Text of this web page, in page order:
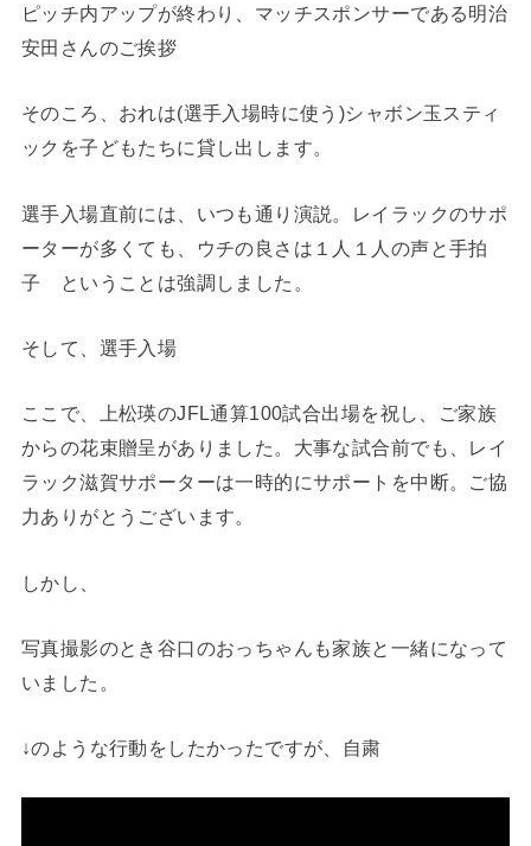
ピッチ内アップが終わり、マッチスポンサーである明治
安田さんのご挨拶
そのころ、おれは(選手入場時に使う)シャボン玉スティ
ックを子どもたちに貸し出します。
選手入場直前には、いつも通り演説。レイラックのサポ
ーターが多くても、ウチの良さは１人１人の声と手拍
子 ということは強調しました。
そして、選手入場
ここで、上松瑛のJFL通算100試合出場を祝し、ご家族
からの花束贈呈がありました。大事な試合前でも、レイ
ラック滋賀サポーターは一時的にサポートを中断。ご協
力ありがとうございます。
しかし、
写真撮影のとき谷口のおっちゃんも家族と一緒になって
いました。
↓のような行動をしたかったですが、自粛